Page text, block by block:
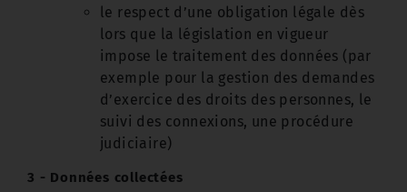
le respect d’une obligation légale dès
lors que la législation en vigueur
impose le traitement des données (par
exemple pour la gestion des demandes
d’exercice des droits des personnes, le
suivi des connexions, une procédure
judiciaire)
3 - Données collectées